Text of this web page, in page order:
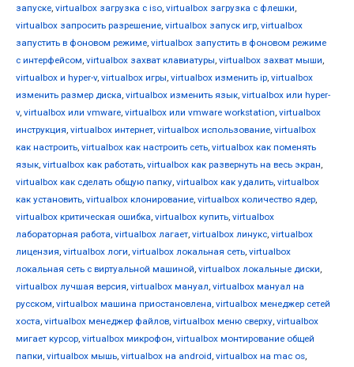
запуске, virtualbox загрузка с iso, virtualbox загрузка с флешки,
virtualbox запросить разрешение, virtualbox запуск игр, virtualbox
запустить в фоновом режиме, virtualbox запустить в фоновом режиме
с интерфейсом, virtualbox захват клавиатуры, virtualbox захват мыши,
virtualbox и hyper-v, virtualbox игры, virtualbox изменить ip, virtualbox
изменить размер диска, virtualbox изменить язык, virtualbox или hyper-
v, virtualbox или vmware, virtualbox или vmware workstation, virtualbox
инструкция, virtualbox интернет, virtualbox использование, virtualbox
как настроить, virtualbox как настроить сеть, virtualbox как поменять
язык, virtualbox как работать, virtualbox как развернуть на весь экран,
virtualbox как сделать общую папку, virtualbox как удалить, virtualbox
как установить, virtualbox клонирование, virtualbox количество ядер,
virtualbox критическая ошибка, virtualbox купить, virtualbox
лабораторная работа, virtualbox лагает, virtualbox линукс, virtualbox
лицензия, virtualbox логи, virtualbox локальная сеть, virtualbox
локальная сеть с виртуальной машиной, virtualbox локальные диски,
virtualbox лучшая версия, virtualbox мануал, virtualbox мануал на
русском, virtualbox машина приостановлена, virtualbox менеджер сетей
хоста, virtualbox менеджер файлов, virtualbox меню сверху, virtualbox
мигает курсор, virtualbox микрофон, virtualbox монтирование общей
папки, virtualbox мышь, virtualbox на android, virtualbox на mac os,